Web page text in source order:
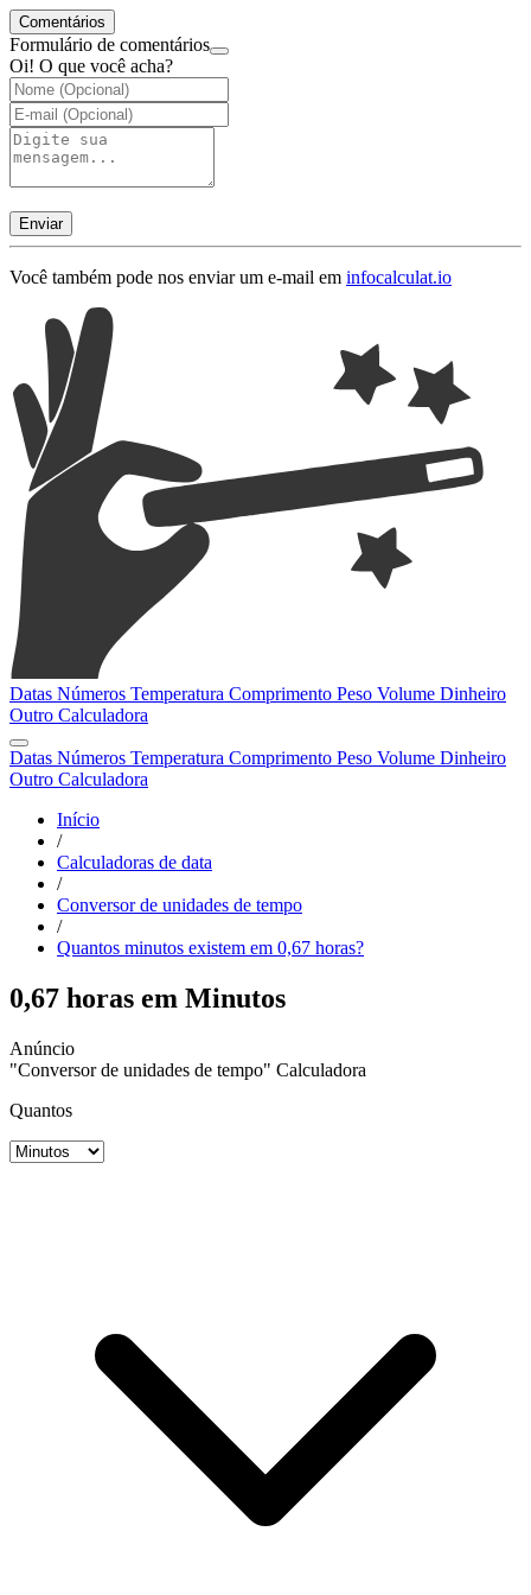
Comentários
Formulário de comentários
Oi! O que você acha?
Enviar
Você também pode nos enviar um e-mail em infocalculat.io
Datas Números Temperatura Comprimento Peso Volume Dinheiro
Outro Calculadora
Datas Números Temperatura Comprimento Peso Volume Dinheiro
Outro Calculadora
Início
/
Calculadoras de data
/
Conversor de unidades de tempo
/
Quantos minutos existem em 0,67 horas?
0,67 horas em Minutos
"Conversor de unidades de tempo" Calculadora
Quantos